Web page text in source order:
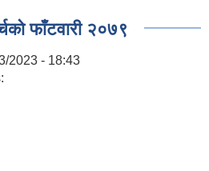
फाँटवारी २०७९
2023 - 18:43